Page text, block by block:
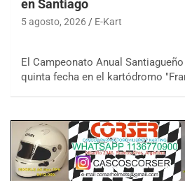
en Santiago
5 agosto, 2026 E-Kart
El Campeonato Anual
quinta fecha en el kartódromo